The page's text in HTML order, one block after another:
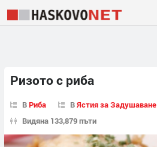
Ризото с риба
ВРиба ВЯстия за Задушаване
Видяна 133,879 пъти